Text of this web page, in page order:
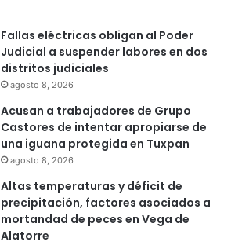
Fallas eléctricas obligan al Poder
Judicial a suspender labores en dos
distritos judiciales
agosto 8, 2026
Acusan a trabajadores de Grupo
Castores de intentar apropiarse de
una iguana protegida en Tuxpan
agosto 8, 2026
Altas temperaturas y déficit de
precipitación, factores asociados a
mortandad de peces en Vega de
Alatorre